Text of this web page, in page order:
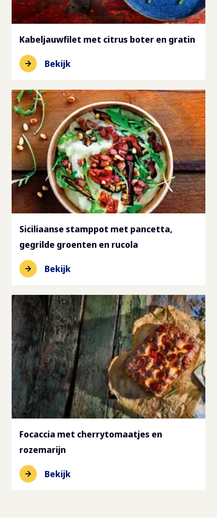
Kabeljauwfilet met citrus boter en gratin
Bekijk
Siciliaanse stamppot met pancetta,
gegrilde groenten en rucola
Bekijk
Focaccia met cherrytomaatjes en
rozemarijn
Bekijk